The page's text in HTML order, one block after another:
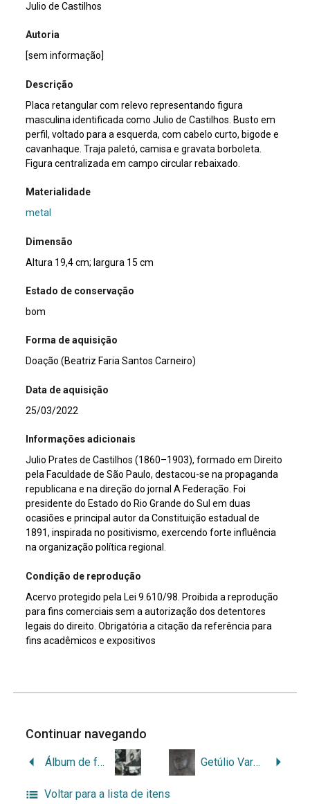
Julio de Castilhos
Autoria
[sem informação]
Descrição
Placa retangular com relevo representando figura
masculina identificada como Julio de Castilhos. Busto em
perfil, voltado para a esquerda, com cabelo curto, bigode e
cavanhaque. Traja paletó, camisa e gravata borboleta.
Figura centralizada em campo circular rebaixado.
Materialidade
metal
Dimensão
Altura 19,4 cm; largura 15 cm
Estado de conservação
bom
Forma de aquisição
Doação (Beatriz Faria Santos Carneiro)
Data de aquisição
25/03/2022
Informações adicionais
Julio Prates de Castilhos (1860–1903), formado em Direito
pela Faculdade de São Paulo, destacou-se na propaganda
republicana e na direção do jornal A Federação. Foi
presidente do Estado do Rio Grande do Sul em duas
ocasiões e principal autor da Constituição estadual de
1891, inspirada no positivismo, exercendo forte influência
na organização política regional.
Condição de reprodução
Acervo protegido pela Lei 9.610/98. Proibida a reprodução
para fins comerciais sem a autorização dos detentores
legais do direito. Obrigatória a citação da referência para
fins acadêmicos e expositivos
Continuar navegando
Álbum de fotografias de Amalia Susana Creus Getúlio Vargas
Voltar para a lista de itens